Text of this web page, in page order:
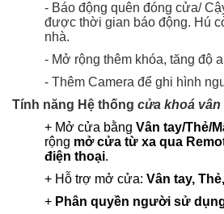
- Báo động quên đóng cửa/
được thời gian báo động. Hú
nhà.
- Mở rộng thêm khóa, tăng độ
- Thêm Camera để ghi hình
Tính năng Hệ thống cửa khoá vân
+ Mở cửa bằng Vân tay/Thẻ/
rộng mở cửa từ xa qua
điện thoại.
+ Hỗ trợ mở cửa: Vân tay, Thẻ,
+ Phân quyền người sử